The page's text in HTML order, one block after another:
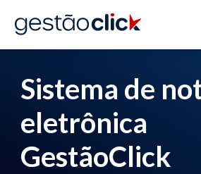
Sistema de
eletrônica
GestãoClick